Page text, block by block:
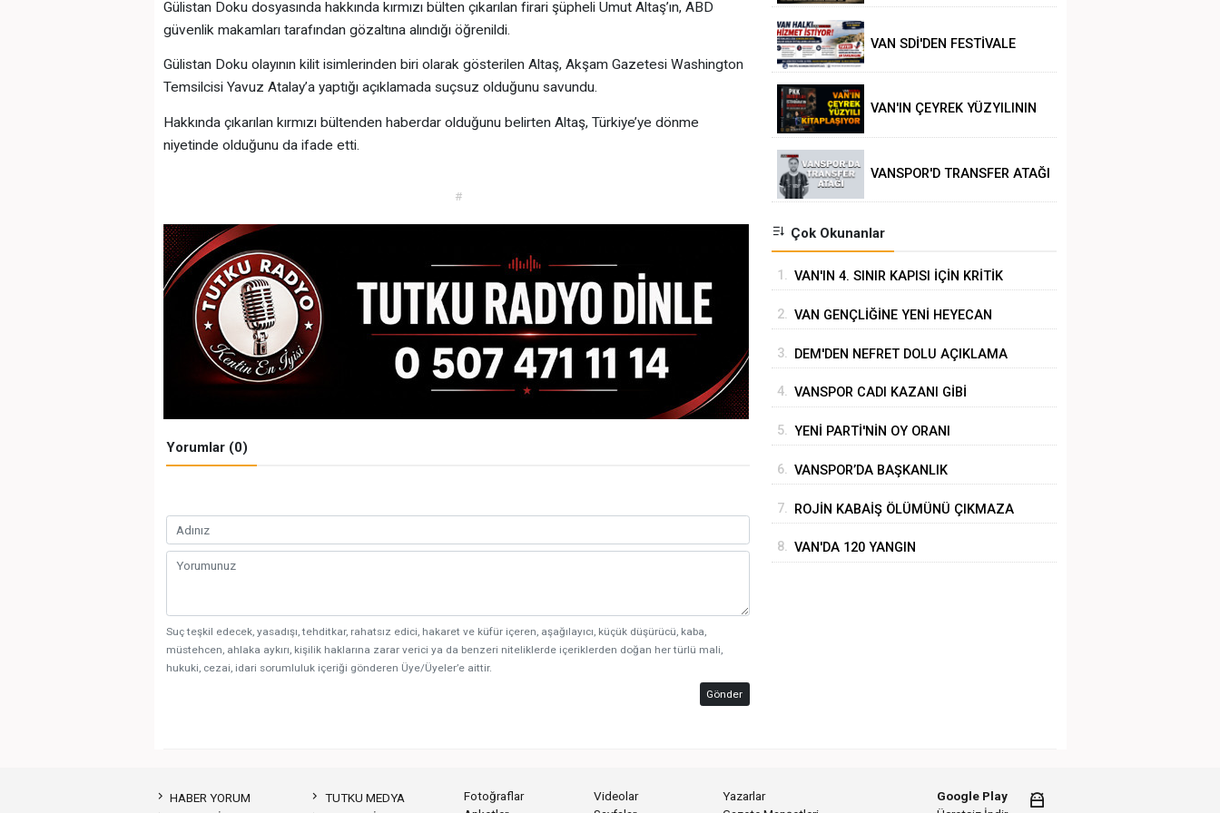
Gülistan Doku dosyasında hakkında kırmızı bülten çıkarılan firari şüpheli Umut Altaş’ın, ABD
güvenlik makamları tarafından gözaltına alındığı öğrenildi.
Gülistan Doku olayının kilit isimlerinden biri olarak gösterilen Altaş, Akşam Gazetesi Washington
Temsilcisi Yavuz Atalay’a yaptığı açıklamada suçsuz olduğunu savundu.
Hakkında çıkarılan kırmızı bültenden haberdar olduğunu belirten Altaş, Türkiye’ye dönme
niyetinde olduğunu da ifade etti.
#
Yorumlar (0)
Suç teşkil edecek, yasadışı, tehditkar, rahatsız edici, hakaret ve küfür içeren, aşağılayıcı, küçük düşürücü, kaba,
müstehcen, ahlaka aykırı, kişilik haklarına zarar verici ya da benzeri niteliklerde içeriklerden doğan her türlü mali,
hukuki, cezai, idari sorumluluk içeriği gönderen Üye/Üyeler’e aittir.
Gönder
VAN SDİ'DEN FESTİVALE
VAN'IN ÇEYREK YÜZYILININ
VANSPOR'D TRANSFER ATAĞI
Çok Okunanlar
1. VAN'IN 4. SINIR KAPISI İÇİN KRİTİK
2. VAN GENÇLİĞİNE YENİ HEYECAN
3. DEM'DEN NEFRET DOLU AÇIKLAMA
4. VANSPOR CADI KAZANI GİBİ
5. YENİ PARTİ'NİN OY ORANI
6. VANSPOR’DA BAŞKANLIK
7. ROJİN KABAİŞ ÖLÜMÜNÜ ÇIKMAZA
8. VAN'DA 120 YANGIN
HABER YORUM
TUTKU MEDYA
Fotoğraflar Videolar
Yazarlar
Google Play